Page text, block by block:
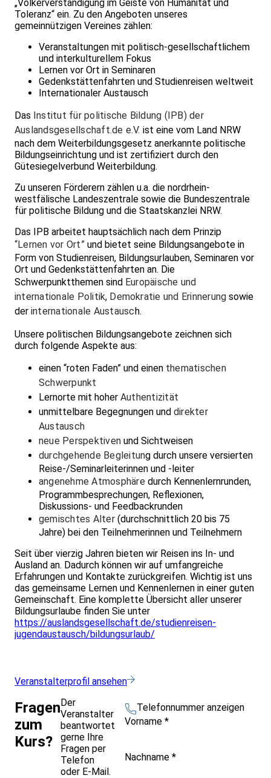
„Völkerverständigung im Geiste von Humanität und
Toleranz“ ein. Zu den Angeboten unseres
gemeinnützigen Vereines zählen:
Veranstaltungen mit politisch-gesellschaftlichem
und interkulturellem Fokus
Lernen vor Ort in Seminaren
Gedenkstättenfahrten und Studienreisen weltweit
Internationaler Austausch
Das Institut für politische Bildung (IPB) der
Auslandsgesellschaft.de e.V. ist eine vom Land NRW
nach dem Weiterbildungsgesetz anerkannte politische
Bildungseinrichtung und ist zertifiziert durch den
Gütesiegelverbund Weiterbildung.
Zu unseren Förderern zählen u.a. die nordrhein-
westfälische Landeszentrale sowie die Bundeszentrale
für politische Bildung und die Staatskanzlei NRW.
Das IPB arbeitet hauptsächlich nach dem Prinzip
“Lernen vor Ort”und bietet seine Bildungsangebote in
Form von Studienreisen, Bildungsurlauben, Seminaren vor
Ort und Gedenkstättenfahrten an. Die
Schwerpunktthemen sind Europäische und
internationale Politik, Demokratie und Erinnerung sowie
der internationale Austausch.
Unsere politischen Bildungsangebote zeichnen sich
durch folgende Aspekte aus:
einen “roten Faden” und einen thematischen
Schwerpunkt
Lernorte mit hoher Authentizität
unmittelbare Begegnungen und direkter
Austausch
neue Perspektiven und Sichtweisen
durchgehende Begleitung durch unsere versierten
Reise-/Seminarleiterinnen und -leiter
angenehme Atmosphäredurch Kennenlernrunden,
Programmbesprechungen, Reflexionen,
Diskussions- und Feedbackrunden
gemischtes Alter(durchschnittlich 20 bis 75
Jahre) bei den Teilnehmerinnen und Teilnehmern
Seit über vierzig Jahren bieten wir Reisen ins In- und
Ausland an. Dadurch können wir auf umfangreiche
Erfahrungen und Kontakte zurückgreifen. Wichtig ist uns
das gemeinsame Lernen und Kennenlernen in einer guten
Gemeinschaft. Eine komplette Übersicht aller unserer
Bildungsurlaube finden Sie unter
https://auslandsgesellschaft.de/studienreisen-
jugendaustausch/bildungsurlaub/
Veranstalterprofil ansehen
Fragen
zum
Kurs?
Der
Veranstalter
beantwortet
gerne Ihre
Fragen per
Telefon
oder E-Mail.
Telefonnummer anzeigen
Vorname *
Nachname *